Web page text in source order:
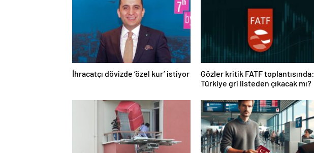
İhracatçı dövizde ‘özel kur’ istiyor
Gözler kritik FATF toplantısında:
Türkiye gri listeden çıkacak mı?